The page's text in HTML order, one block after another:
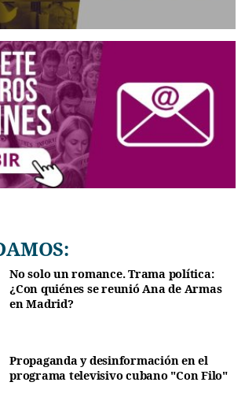
No solo un romance. Trama política:
¿Con quiénes se reunió Ana de Armas
en Madrid?
Propaganda y desinformación en el
programa televisivo cubano "Con Filo"